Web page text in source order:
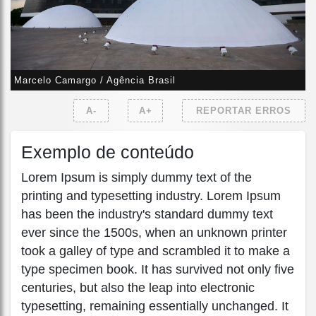
Marcelo Camargo / Agência Brasil
A- A+ REPORTAR ERROS
Exemplo de conteúdo
Lorem Ipsum is simply dummy text of the
printing and typesetting industry. Lorem Ipsum
has been the industry's standard dummy text
ever since the 1500s, when an unknown printer
took a galley of type and scrambled it to make a
type specimen book. It has survived not only five
centuries, but also the leap into electronic
typesetting, remaining essentially unchanged. It